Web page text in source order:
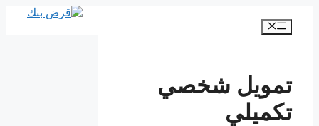
المحتوى
القائمة
تمويل شخصي
تكميلي